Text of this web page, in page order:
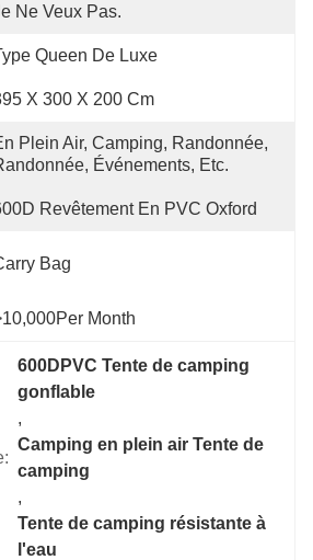
Ne Veux Pas.
Queen De Luxe
X 300 X 200 Cm
Plein Air, Camping, Randonnée,
Événements, Etc.
Revêtement En PVC Oxford
Bag
Month
600DPVC Tente de camping
gonflable
,
Camping en plein air Tente de
camping
,
Tente de camping résistante à
l'eau